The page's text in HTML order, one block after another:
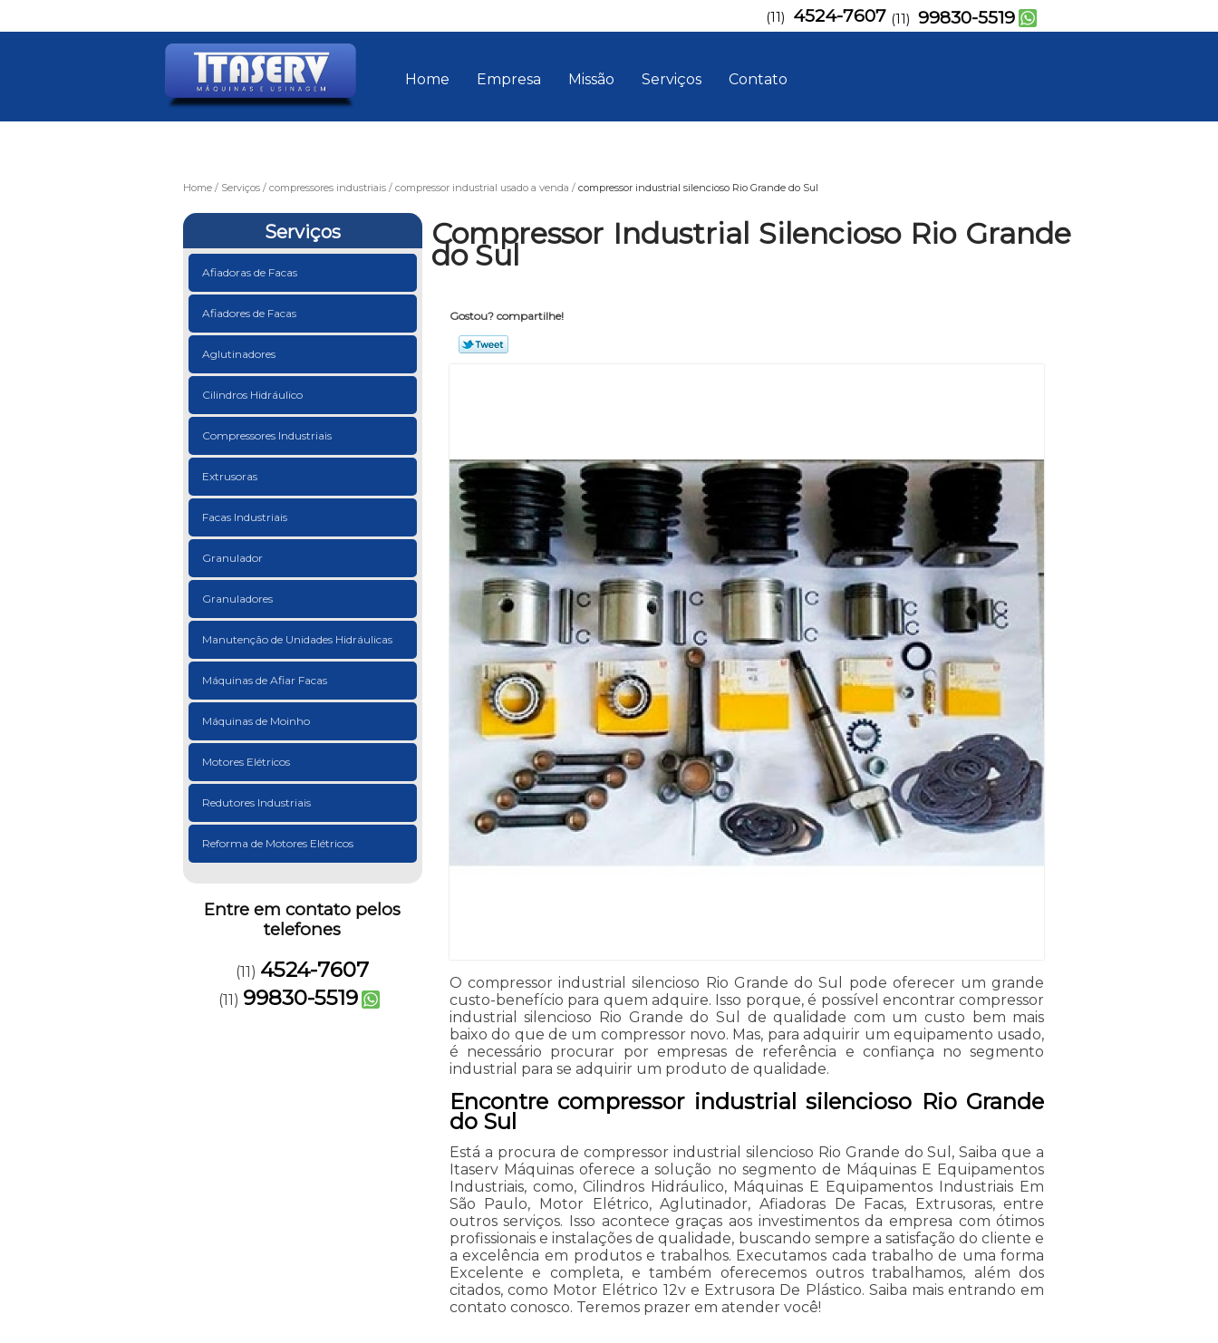
Home Empresa Missão Serviços Contato
(11) 4524-7607 (11) 99830-5519
Home Serviços compressores industriais compressor industrial usado a venda compressor industrial silencioso Rio Grande do Sul
Serviços
Afiadoras de Facas
Afiadores de Facas
Aglutinadores
Cilindros Hidráulico
Compressores Industriais
Extrusoras
Facas Industriais
Granulador
Granuladores
Manutenção de Unidades Hidráulicas
Máquinas de Afiar Facas
Máquinas de Moinho
Motores Elétricos
Redutores Industriais
Reforma de Motores Elétricos
Entre em contato pelos
telefones
(11) 4524-7607
(11) 99830-5519
Compressor Industrial Silencioso Rio Grande
do Sul
Gostou? compartilhe!
O compressor industrial silencioso Rio Grande do Sul pode oferecer um grande
custo-benefício para quem adquire. Isso porque, é possível encontrar compressor
industrial silencioso Rio Grande do Sul de qualidade com um custo bem mais
baixo do que de um compressor novo. Mas, para adquirir um equipamento usado,
é necessário procurar por empresas de referência e confiança no segmento
industrial para se adquirir um produto de qualidade.
Encontre compressor industrial silencioso Rio Grande
do Sul
Está a procura de compressor industrial silencioso Rio Grande do Sul, Saiba que a
Itaserv Máquinas oferece a solução no segmento de Máquinas E Equipamentos
Industriais, como, Cilindros Hidráulico, Máquinas E Equipamentos Industriais Em
São Paulo, Motor Elétrico, Aglutinador, Afiadoras De Facas, Extrusoras, entre
outros serviços. Isso acontece graças aos investimentos da empresa com ótimos
profissionais e instalações de qualidade, buscando sempre a satisfação do cliente e
a excelência em produtos e trabalhos. Executamos cada trabalho de uma forma
Excelente e completa, e também oferecemos outros trabalhamos, além dos
citados, como Motor Elétrico 12v e Extrusora De Plástico. Saiba mais entrando em
contato conosco. Teremos prazer em atender você!